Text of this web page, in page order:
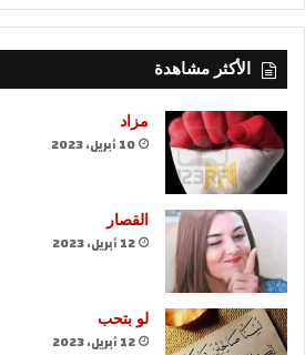
الأكثر مشاهدة
مزاد
10 أبريل، 2023
القصار
12 أبريل، 2023
لو بتحب
12 أبريل، 2023